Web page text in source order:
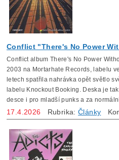
Conflict "There's No Power
Conflict album There's No Power
2003 na Mortarhate Records, labelu
letech spatřila nahrávka opět světlo
labelu Knockout Booking. Deska je
desce i pro mladší punks a za
17.4.2026 Rubrika:Články